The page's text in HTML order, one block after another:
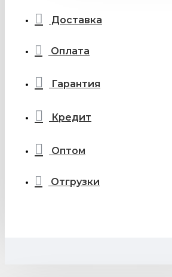
Доставка
Оплата
Гарантия
Кредит
Оптом
Отгрузки